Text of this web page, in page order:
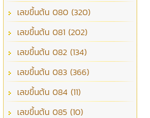
เลขขึ้นต้น 080 (320)
เลขขึ้นต้น 081 (202)
เลขขึ้นต้น 082 (134)
เลขขึ้นต้น 083 (366)
เลขขึ้นต้น 084 (11)
เลขขึ้นต้น 085 (10)